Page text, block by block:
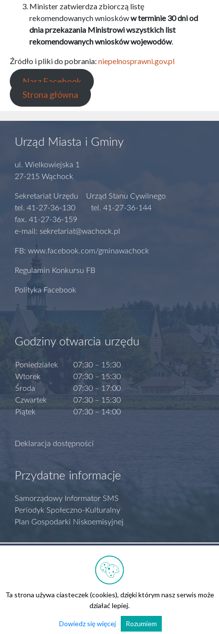
Minister zatwierdza zbiorczą listę
rekomendowanych wnioskóww terminie 30 dni od
dnia przekazania Ministrowi wszystkich list
rekomendowanych wniosków wojewodów.
Źródło i pliki do pobrania: niepelnosprawni.gov.pl
Nasz Facebook
Strona główna
Urząd Miasta i Gminy
ul. Wielkowiejska 1
27-215 Wąchock
Sekretariat Urzędu Urząd Stanu Cywilnego
tel. 41-27-36-130 tel. 41-27-36-144
fax. 41-27-36-159
e-mail: sekretariat@wachock.pl
FB: www.facebook.com/gminawachock
Regulamin Konkursu FB
Polityka Facebook
Godziny otwarcia urzędu
Poniedziałek
Wtorek
Środa
Czwartek
Piątek
07:30 – 15:30
07:30 – 15:30
07:30 – 17:00
07:30 – 15:30
07:30 – 14:00
Deklaracja dostępności
Przydatne informacje
Samorządowy Informator SMS
Periodyk Społeczno-Kulturalny
Plan Gospodarki Niskoemisyjnej
Kontakt
Wszelkie prawa zastrzeżone.RealizacjaAd360
Ta strona używa ciasteczek (cookies), dzięki którym nasz serwis może
działać lepiej.
Dowiedz się więcej Rozumiem